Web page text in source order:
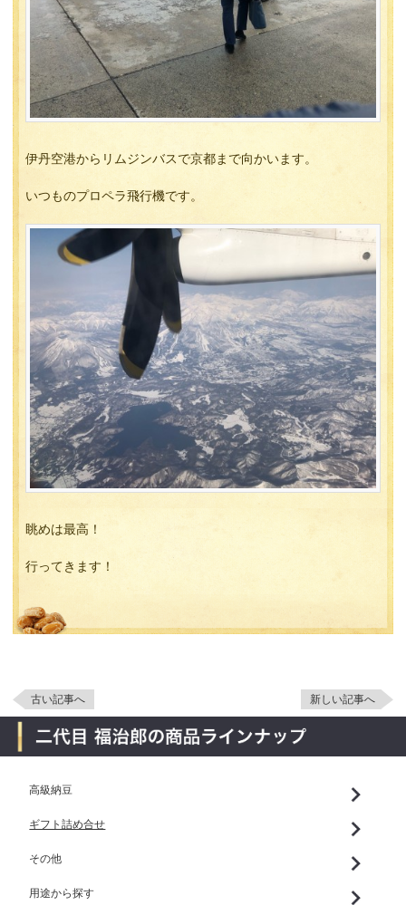
伊丹空港からリムジンバスで京都まで向かいます。
いつものプロペラ飛行機です。
眺めは最高！
行ってきます！
古い記事へ 新しい記事へ
高級納豆
ギフト詰め合せ
その他
用途から探す